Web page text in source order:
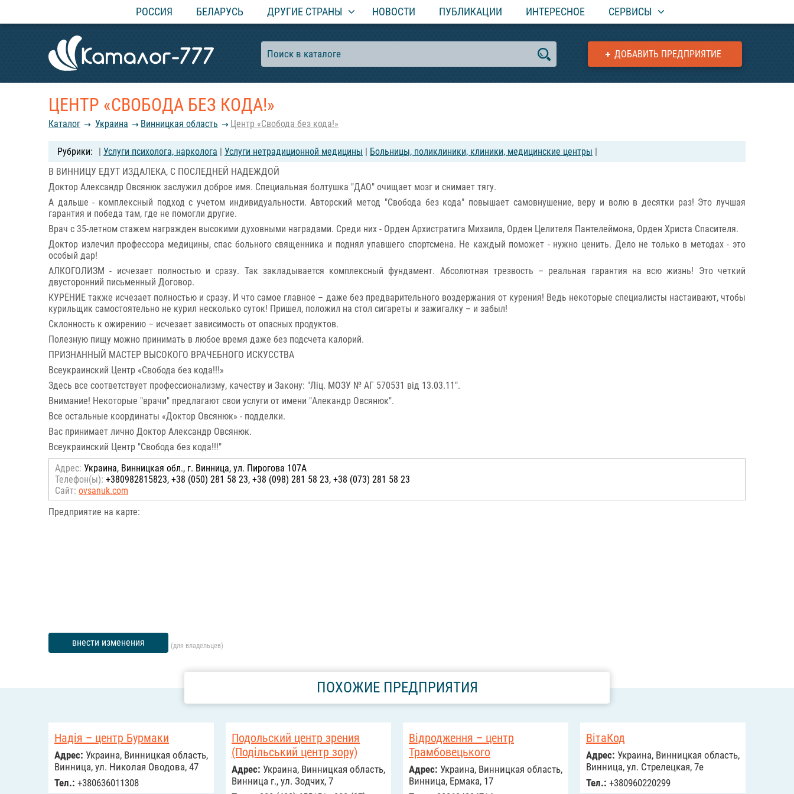
РОССИЯ БЕЛАРУСЬ ДРУГИЕ СТРАНЫ НОВОСТИ ПУБЛИКАЦИИ ИНТЕРЕСНОЕ СЕРВИСЫ
ДОБАВИТЬ ПРЕДПРИЯТИЕ
ЦЕНТР «СВОБОДА БЕЗ КОДА!»
Каталог Украина Винницкая область Центр «Свобода без кода!»
| Услуги психолога, нарколога | Услуги нетрадиционной медицины | Больницы, поликлиники, клиники, медицинские центры |
В ВИННИЦУ ЕДУТ ИЗДАЛЕКА, С ПОСЛЕДНЕЙ НАДЕЖДОЙ
Доктор Александр Овсянюк заслужил доброе имя. Специальная болтушка "ДАО" очищает мозг и снимает тягу.
А дальше - комплексный подход с учетом индивидуальности. Авторский метод "Свобода без кода" повышает самовнушение, веру и волю в десятки раз! Это лучшая
гарантия и победа там, где не помогли другие.
Врач с 35-летном стажем награжден высокими духовными наградами. Среди них - Орден Архистратига Михаила, Орден Целителя Пантелеймона, Орден Христа Спасителя.
Доктор излечил профессора медицины, спас больного священника и поднял упавшего спортсмена. Не каждый поможет - нужно ценить. Дело не только в методах - это
особый дар!
АЛКОГОЛИЗМ - исчезает полностью и сразу. Так закладывается комплексный фундамент. Абсолютная трезвость – реальная гарантия на всю жизнь! Это четкий
двусторонний письменный Договор.
КУРЕНИЕ также исчезает полностью и сразу. И что самое главное – даже без предварительного воздержания от курения! Ведь некоторые специалисты настаивают, чтобы
курильщик самостоятельно не курил несколько суток! Пришел, положил на стол сигареты и зажигалку – и забыл!
Склонность к ожирению – исчезает зависимость от опасных продуктов.
Полезную пищу можно принимать в любое время даже без подсчета калорий.
ПРИЗНАННЫЙ МАСТЕР ВЫСОКОГО ВРАЧЕБНОГО ИСКУССТВА
Всеукраинский Центр «Свобода без кода!!!»
Здесь все соответствует профессионализму, качеству и Закону: "Ліц. МОЗУ № АГ 570531 від 13.03.11".
Внимание! Некоторые "врачи" предлагают свои услуги от имени "Алекандр Овсянюк".
Все остальные координаты «Доктор Овсянюк» - подделки.
Вас принимает лично Доктор Александр Овсянюк.
Всеукраинский Центр "Свобода без кода!!!"
Адрес: Украина, Винницкая обл., г. Винница, ул. Пирогова 107А
Телефон(ы): +380982815823, +38 (050) 281 58 23, +38 (098) 281 58 23, +38 (073) 281 58 23
Сайт: ovsanuk.com
Предприятие на карте:
внести изменения (для владельцев)
ПОХОЖИЕ ПРЕДПРИЯТИЯ
Надія – центр Бурмаки
Адрес: Украина, Винницкая область,
Винница, ул. Николая Оводова, 47
Тел.: +380636011308
Подольский центр зрения
(Подільський центр зору)
Адрес: Украина, Винницкая область,
Винница г., ул. Зодчих, 7
Відродження – центр
Трамбовецького
Адрес: Украина, Винницкая область,
Винница, Ермака, 17
ВітаКод
Адрес: Украина, Винницкая область,
Винница, ул. Стрелецкая, 7е
Тел.: +380960220299